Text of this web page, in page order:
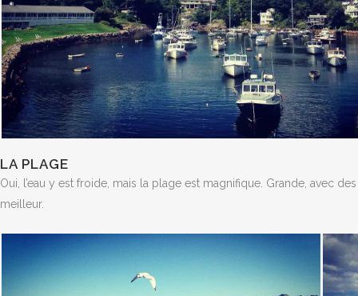
LA PLAGE
Oui, l’eau y est froide, mais la plage est magnifique. Grande, avec
meilleur.